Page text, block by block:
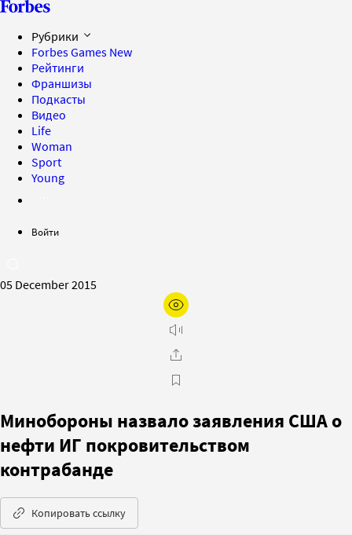
Рубрики
Forbes Games New
Рейтинги
Франшизы
Подкасты
Видео
Life
Woman
Sport
Young
Войти
05 December 2015
Минобороны назвало заявления США о
нефти ИГ покровительством
контрабанде
Копировать ссылку